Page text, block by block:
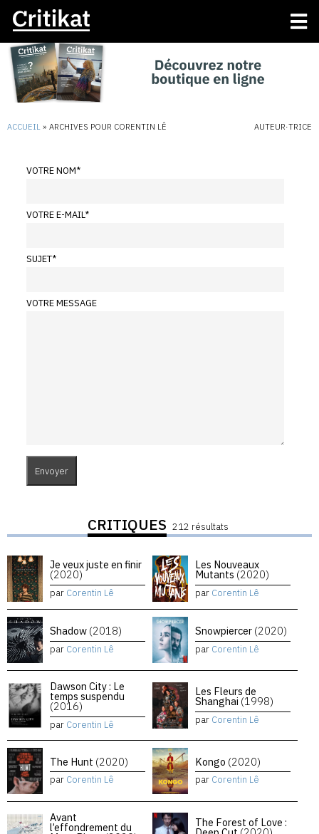
ACCUEIL » ARCHIVES POUR CORENTIN LÊ AUTEUR·TRICE
VOTRE NOM*
VOTRE E-MAIL*
SUJET*
VOTRE MESSAGE
CRITIQUES 212 résultats
Je veux juste en finir
(2020)
par Corentin Lê
Les Nouveaux
Mutants (2020)
par Corentin Lê
Shadow (2018)
par Corentin Lê
Snowpiercer (2020)
par Corentin Lê
Dawson City : Le
temps suspendu
(2016)
par Corentin Lê
Les Fleurs de
Shanghai (1998)
par Corentin Lê
The Hunt (2020)
par Corentin Lê
Kongo (2020)
par Corentin Lê
Avant
l’effondrement du The Forest of Love :